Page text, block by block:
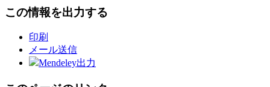
この情報を出力する
印刷
メール送信
Mendeley出力